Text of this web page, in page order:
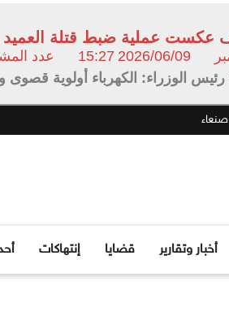
2026/06/09
15:27 عدد
رئيس الوزراء: الكهرباء أولوية قصوى